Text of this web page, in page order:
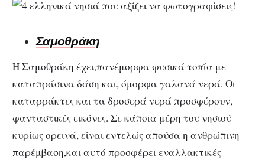
Σαμοθράκη
Η Σαμοθράκη έχει,πανέμορφα φυσικά τοπία με
καταπράσινα δάση και, όμορφα γαλανά νερά. Οι
καταρράκτες και τα δροσερά νερά προσφέρουν,
φανταστικές εικόνες. Σε κάποια μέρη του νησιού
κυρίως ορεινά, είναι εντελώς απούσα η ανθρώπινη
παρέμβαση,και αυτό προσφέρει εναλλακτικές